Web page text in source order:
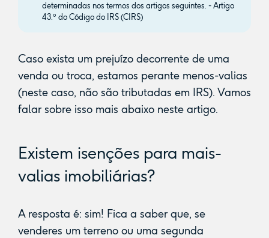
determinadas nos termos dos artigos seguintes. - Artigo
43.º do Código do IRS (CIRS)
Caso exista um prejuízo decorrente de uma
venda ou troca, estamos perante menos-valias
(neste caso, não são tributadas em IRS). Vamos
falar sobre isso mais abaixo neste artigo.
Existem isenções para mais-
valias imobiliárias?
A resposta é: sim! Fica a saber que, se
venderes um terreno ou uma segunda